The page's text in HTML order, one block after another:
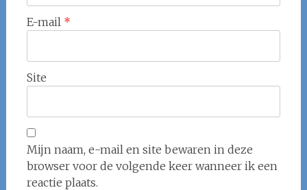
E-mail *
Site
Mijn naam, e-mail en site bewaren in deze
browser voor de volgende keer wanneer ik een
reactie plaats.